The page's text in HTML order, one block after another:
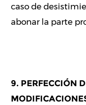
caso de
abonar la parte
9. PERFECCIÓN